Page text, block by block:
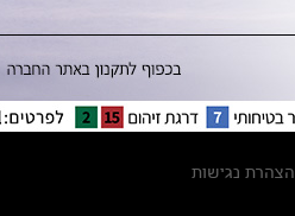
הצהרת נגישות